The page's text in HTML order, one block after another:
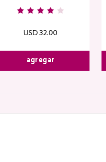
USD 32.00
agregar